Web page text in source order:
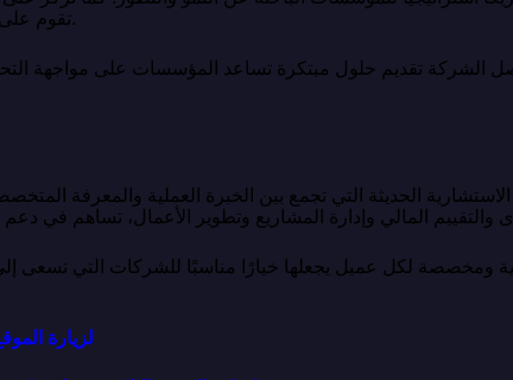
تقوم على الثقة والشفافية والنتائج الملموسة.
الشركة تقديم حلول مبتكرة تساعد المؤسسات على مواجهة
الحديثة التي تجمع بين الخبرة العملية والمعرفة
ومخصصة لكل عميل يجعلها خيارًا مناسبًا للشركات التي تسعى
لزيارة